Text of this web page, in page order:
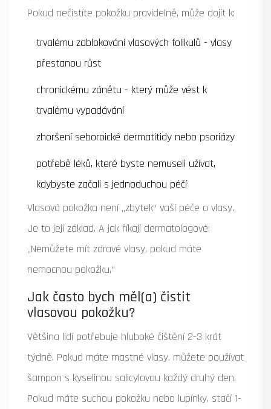
Pokud nečistíte pokožku pravidelně, může dojít k:
trvalému zablokování vlasových folikulů - vlasy
přestanou růst
chronickému zánětu - který může vést k
trvalému vypadávání
zhoršení seboroické dermatitidy nebo psoriázy
potřebě léků, které byste nemuseli užívat,
kdybyste začali s jednoduchou péčí
Vlasová pokožka není „zbytek“ vaší péče o vlasy.
Je to její základ. A jak říkají dermatologové:
„Nemůžete mít zdravé vlasy, pokud máte
nemocnou pokožku.“
Jak často bych měl(a) čistit
vlasovou pokožku?
Většina lidí potřebuje hluboké čištění 2-3 krát
týdně. Pokud máte mastné vlasy, můžete používat
šampon s kyselinou salicylovou každý druhý den.
Pokud máte suchou pokožku nebo lupínky, stačí 1-